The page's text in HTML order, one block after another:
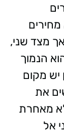
אך מצד שני,
הנמוך
יש מקום
את
מאחרת
אל